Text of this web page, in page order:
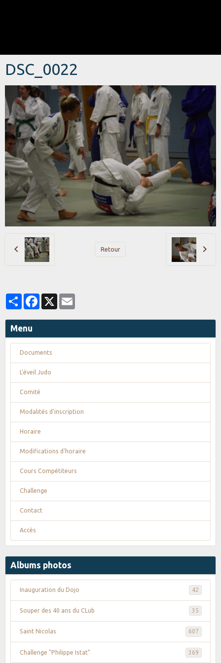
DSC_0022
Retour
PartagerFacebook
X
Menu
Documents
L'éveil Judo
Comité
Modalités d'inscription
Horaire
Modifications d'horaire
Cours Compétiteurs
Challenge
Contact
Accès
Albums photos
Inauguration du Dojo 42
Souper des 40 ans du CLub 35
Saint Nicolas 607
Challenge "Philippe Istat" 369